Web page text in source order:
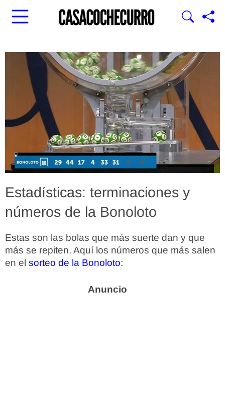
Estadísticas: terminaciones y
números de la Bonoloto
Estas son las bolas que más suerte dan y que
más se repiten. Aquí los números que más salen
en el sorteo de la Bonoloto: